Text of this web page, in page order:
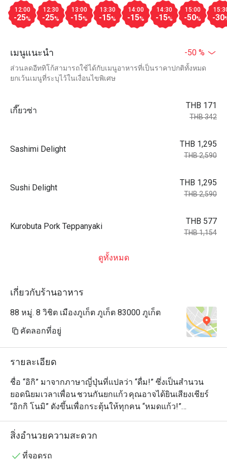
12:00
-25%
12:30
-25%
13:00
-15%
13:30
-15%
14:00
-15%
14:30
-15%
15:00
-50% -30
เมนูแนะนำ -50 %
ส่วนลดอีททิโก้สามารถใช้ได้กับเมนูอาหารที่เป็นราคาปกติทั้งหมด
ยกเว้นเมนูที่ระบุไว้ในเงื่อนไขพิเศษ
เกี๊ยวซ่า
THB 171
THB 342
Sashimi Delight
THB 1,295
THB 2,590
Sushi Delight
THB 1,295
THB 2,590
Kurobuta Pork Teppanyaki
THB 577
THB 1,154
ดูทั้งหมด
เกี่ยวกับร้านอาหาร
88 หมู่. 8 วิชิต เมืองภูเก็ต ภูเก็ต 83000 ภูเก็ต
คัดลอกที่อยู่
รายละเอียด
ชื่อ “อิกิ” มาจากภาษาญี่ปุ่นที่แปลว่า “ดื่ม!” ซึ่งเป็นสำนวน
ยอดนิยมเวลาเพื่อน ชวนกันยกแก้ว คุณอาจได้ยินเสียงเชียร์
“อิกกิ โนมิ” ดังขึ้นเพื่อกระตุ้นให้ทุกคน “หมดแก้ว!”
ขอให้คุณสนุกกับเมนูญี่ปุ่นหลากหลายของเรา ดื่มด่ำไปกับ
เพื่อน และอิ่มเอมกับอาหารญี่ปุ่นสดใหม่ที่ปรุงอย่างพิถีพิถัน
สิ่งอำนวยความสะดวก
ที่จอดรถ